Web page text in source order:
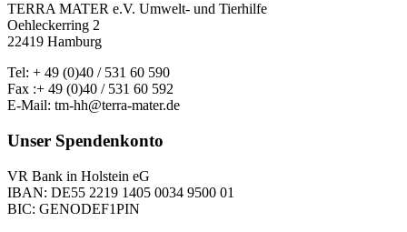
TERRA MATER e.V. Umwelt- und Tierhilfe
Oehleckerring 2
22419 Hamburg
Tel: + 49 (0)40 / 531 60 590
Fax :+ 49 (0)40 / 531 60 592
E-Mail: tm-hh@terra-mater.de
Unser Spendenkonto
VR Bank in Holstein eG
IBAN: DE55 2219 1405 0034 9500 01
BIC: GENODEF1PIN